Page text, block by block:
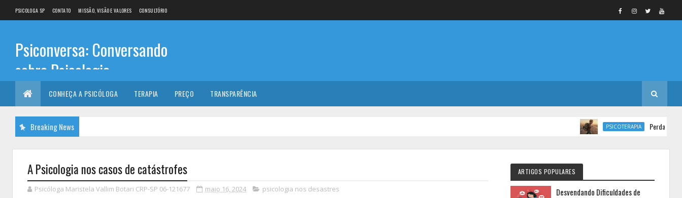
PSICOLOGA SP CONTATO MISSÃO, VISÃO E VALORES CONSULTÓRIO
Psiconversa: Conversando
sobre Psicologia
Informações sobre: Psicóloga, Psicoterapia, terapia de
casal, terapia individual, Psicóloga online e presencial,
CONHEÇA A PSICÓLOGA TERAPIA PREÇO TRANSPARÊNCIA
Breaking News PSICOTERAPIA Perdas, Abandono e
A Psicologia nos casos de catástrofes
Psicóloga Maristela Vallim Botari CRP-SP 06-121677 maio 16, 2024 psicologia nos desastres
ARTIGOS POPULARES
Desvendando Dificuldades de